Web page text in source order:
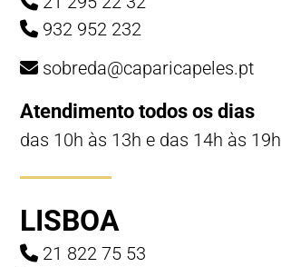
932 952 232
sobreda@caparicapeles.pt
Atendimento todos os dias
das 10h às 13h e das 14h às 19h
LISBOA
21 822 75 53